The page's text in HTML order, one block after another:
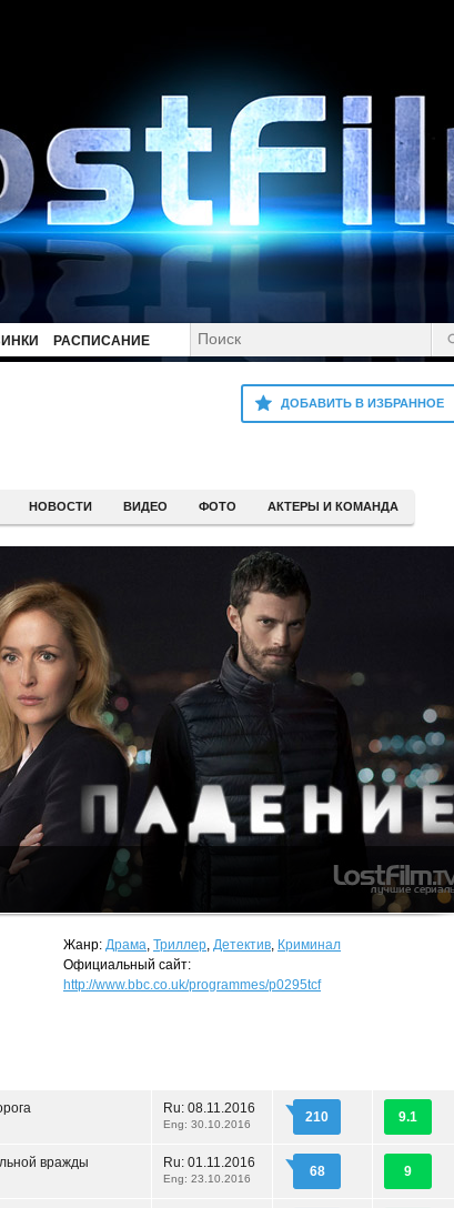
РАСПИСАНИЕ
ДОБАВИТЬ В ИЗБРАННОЕ
НОВОСТИ ВИДЕО ФОТО АКТЕРЫ И КОМАНДА
Жанр: Драма, Триллер, Детектив, Криминал
Официальный сайт:
http://www.bbc.co.uk/programmes/p0295tcf
Ru: 08.11.2016
Eng: 30.10.2016 210 9.1
вражды Ru: 01.11.2016
Eng: 23.10.2016 68 9